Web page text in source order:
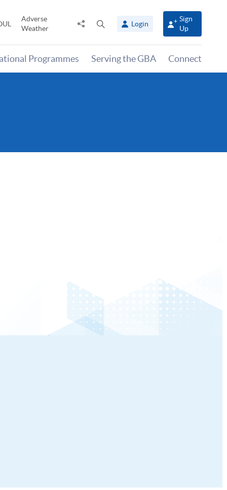
Adverse
Weather
Share
panel
Login
Sign
Up
Programmes Serving the GBA Connect